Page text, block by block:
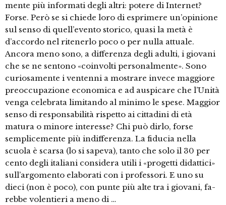
mente più informati degli altri: potere di Internet?
Forse. Però se si chiede lo­ro di esprimere un’opinione
sul senso di quell’evento storico, quasi la metà è
d’accordo nel ritenerlo poco o per nul­la attuale.
Ancora meno sono, a diffe­renza degli adulti, i giovani
che se ne sentono «coinvolti personalmente». Sono
curiosamente i ventenni a mostra­re invece maggiore
preoccupazione economica e ad auspicare che l’Unità
venga celebrata limitando al minimo le spese. Maggior
senso di responsabilità rispetto ai cittadini di età
matura o mi­nore interesse? Chi può dirlo, forse
semplicemente più indifferenza. La fiducia nella
scuola è scarsa (lo si sapeva), tanto che solo il 30 per
cento degli italiani considera utili i «progetti didattici»
sull’argomento elaborati con i professori. E uno su
dieci (non è po­co), con punte più alte tra i giovani, fa­
rebbe volentieri a meno di …